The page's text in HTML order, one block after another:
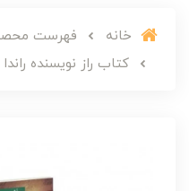
خانه
فهرست
کتاب راز نویسنده